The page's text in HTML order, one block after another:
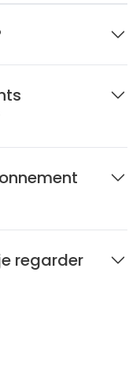
regarder